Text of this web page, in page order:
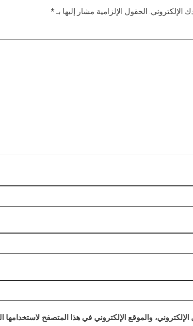
الإلكتروني. الحقول الإلزامية مشار إليها بـ *
والموقع الإلكتروني في هذا المتصفح لاستخدامها